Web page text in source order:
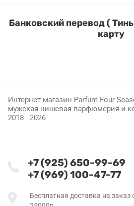
Банковский перевод (
карту
Интернет магазин Parfum Four
мужская нишевая парфюмерия и
2018 - 2026
+7 (925) 650-99-69
+7 (969) 100-47-77
Бесплатная доставка на заказ